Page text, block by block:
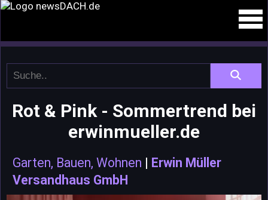
Rot & Pink - Sommertrend bei
erwinmueller.de
Garten, Bauen, Wohnen | Erwin Müller
Versandhaus GmbH